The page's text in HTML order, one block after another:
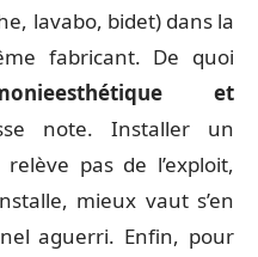
lavabo, bidet) dans la
fabricant. De quoi
esthétique et
note. Installer un
pas de l’exploit,
mieux vaut s’en
aguerri. Enfin, pour